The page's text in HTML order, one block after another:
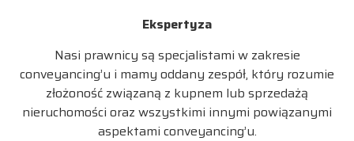
Ekspertyza
Nasi prawnicy są specjalistami w zakresie
conveyancing’u i mamy oddany zespół, który rozumie
złożoność związaną z kupnem lub sprzedażą
nieruchomości oraz wszystkimi innymi powiązanymi
aspektami conveyancing’u.